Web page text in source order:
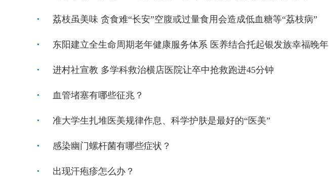
荔枝虽美味 贪食难“长安”空腹或过量食用会造成低血糖等“荔枝病”
东阳建立全生命周期老年健康服务体系 医养结合托起银发族幸福晚年
进村社宣教 多学科救治横店医院让卒中抢救跑进45分钟
血管堵塞有哪些征兆？
准大学生扎堆医美规律作息、科学护肤是最好的“医美”
感染幽门螺杆菌有哪些症状？
出现汗疱疹怎么办？